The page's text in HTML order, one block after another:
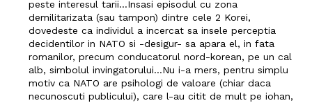
peste interesul tarii…Insasi episodul cu zona
demilitarizata (sau tampon) dintre cele 2 Korei,
dovedeste ca individul a incercat sa insele perceptia
decidentilor in NATO si -desigur- sa apara el, in fata
romanilor, precum conducatorul nord-korean, pe un cal
alb, simbolul invingatorului…Nu i-a mers, pentru simplu
motiv ca NATO are psihologi de valoare (chiar daca
necunoscuti publicului), care l-au citit de mult pe iohan,